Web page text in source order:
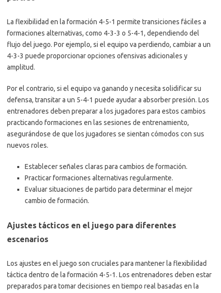
La flexibilidad en la formación 4-5-1 permite transiciones fáciles a
formaciones alternativas, como 4-3-3 o 5-4-1, dependiendo del
flujo del juego. Por ejemplo, si el equipo va perdiendo, cambiar a un
4-3-3 puede proporcionar opciones ofensivas adicionales y
amplitud.
Por el contrario, si el equipo va ganando y necesita solidificar su
defensa, transitar a un 5-4-1 puede ayudar a absorber presión. Los
entrenadores deben preparar a los jugadores para estos cambios
practicando formaciones en las sesiones de entrenamiento,
asegurándose de que los jugadores se sientan cómodos con sus
nuevos roles.
Establecer señales claras para cambios de formación.
Practicar formaciones alternativas regularmente.
Evaluar situaciones de partido para determinar el mejor
cambio de formación.
Ajustes tácticos en el juego para diferentes
escenarios
Los ajustes en el juego son cruciales para mantener la flexibilidad
táctica dentro de la formación 4-5-1. Los entrenadores deben estar
preparados para tomar decisiones en tiempo real basadas en la